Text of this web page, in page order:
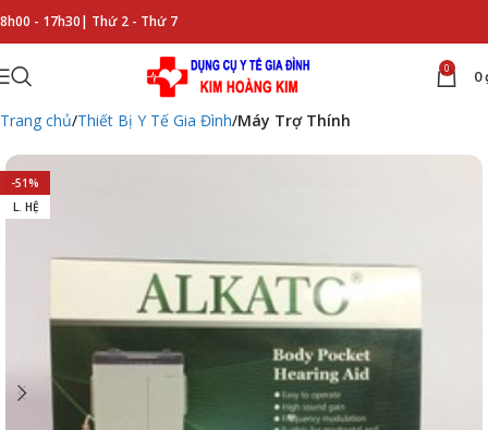
8h00 - 17h30| Thứ 2 - Thứ 7
0 0
Trang chủ Thiết Bị Y Tế Gia Đình Máy Trợ Thính
-51%
L. HỆ